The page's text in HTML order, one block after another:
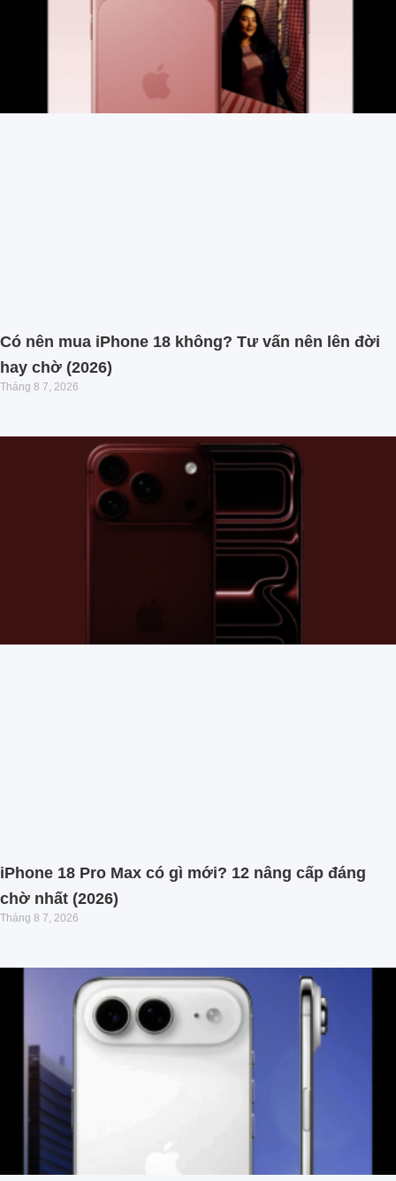
Có nên mua iPhone 18 không? Tư vấn nên lên đời
hay chờ (2026)
Tháng 8 7, 2026
iPhone 18 Pro Max có gì mới? 12 nâng cấp đáng
chờ nhất (2026)
Tháng 8 7, 2026